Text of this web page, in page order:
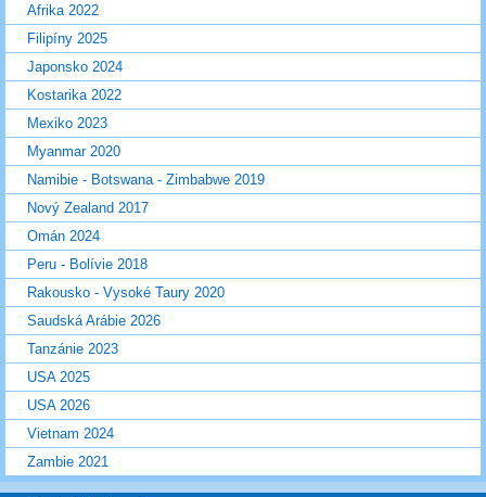
Afrika 2022
Filipíny 2025
Japonsko 2024
Kostarika 2022
Mexiko 2023
Myanmar 2020
Namibie - Botswana - Zimbabwe 2019
Nový Zealand 2017
Omán 2024
Peru - Bolívie 2018
Rakousko - Vysoké Taury 2020
Saudská Arábie 2026
Tanzánie 2023
USA 2025
USA 2026
Vietnam 2024
Zambie 2021